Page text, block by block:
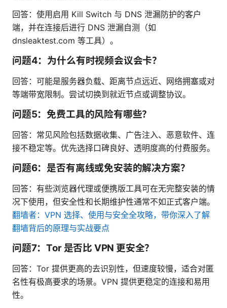
回答：使用启用 Kill Switch 与 DNS 泄漏防护的客户
端，并在连接后进行 DNS 泄漏自测（如
dnsleaktest.com 等工具）。
问题4：为什么有时视频会议会卡？
回答：可能是服务器负载、距离节点远近、网络拥塞或对
等端带宽限制。尝试切换到就近节点或调整协议。
问题5：免费工具的风险有哪些？
回答：常见风险包括数据收集、广告注入、恶意软件、连
接不稳定等。优先选择口碑良好、透明度高的付费服务。
问题6：是否有离线或免安装的解决方案？
回答：有些浏览器代理或便携版工具可在无完整安装的情
况下使用，但安全性和长期维护性通常不如正式客户端。
翻墙者：VPN 选择、使用与安全全攻略，带你深入了解
翻墙背后的原理与实战要点
问题7：Tor 是否比 VPN 更安全？
回答：Tor 提供更高的去识别性，但速度较慢，适合对匿
名性有极高要求的场景。VPN 提供更稳定的连接和易用
性。